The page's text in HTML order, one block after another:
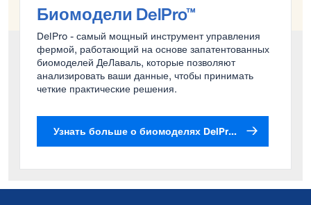
Биомодели DelPro™
DelPro - самый мощный инструмент управления
фермой, работающий на основе запатентованных
биомоделей ДеЛаваль, которые позволяют
анализировать ваши данные, чтобы принимать
четкие практические решения.
Узнать больше о биомоделях DelPro™